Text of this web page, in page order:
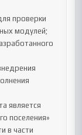
проверки
модулей;
является
поселения»
в части